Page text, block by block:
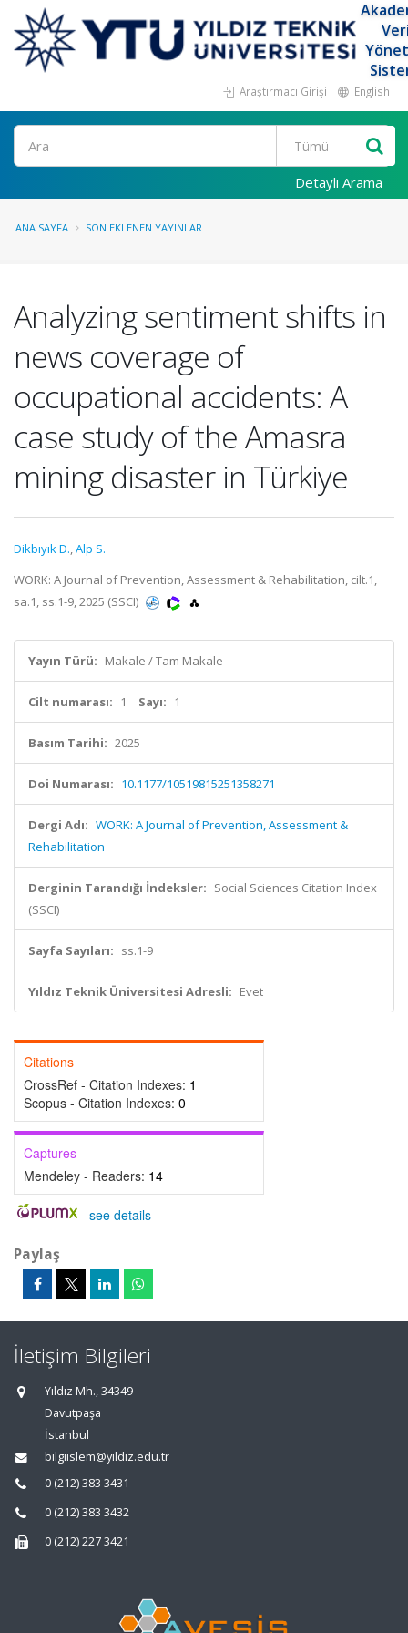
Araştırmacı Girişi English
Ara
Detaylı Arama
ANA SAYFA SON EKLENEN YAYINLAR
Analyzing sentiment shifts in
news coverage of
occupational accidents: A
case study of the Amasra
mining disaster in Türkiye
Dikbıyık D.,Alp S.
WORK: A Journal of Prevention, Assessment & Rehabilitation, cilt.1,
sa.1, ss.1-9, 2025 (SSCI)
Yayın Türü: Makale / Tam Makale
Cilt numarası: 1 Sayı: 1
Basım Tarihi: 2025
Doi Numarası: 10.1177/10519815251358271
Dergi Adı: WORK: A Journal of Prevention, Assessment &
Rehabilitation
Derginin Tarandığı İndeksler: Social Sciences Citation Index
(SSCI)
Sayfa Sayıları: ss.1-9
Yıldız Teknik Üniversitesi Adresli: Evet
Citations
CrossRef - Citation Indexes: 1
Scopus - Citation Indexes: 0
Captures
Mendeley - Readers: 14
- see details
Paylaş
İletişim Bilgileri
Yıldız Mh., 34349
Davutpaşa
İstanbul
bilgiislem@yildiz.edu.tr
0 (212) 383 3431
0 (212) 383 3432
0 (212) 227 3421